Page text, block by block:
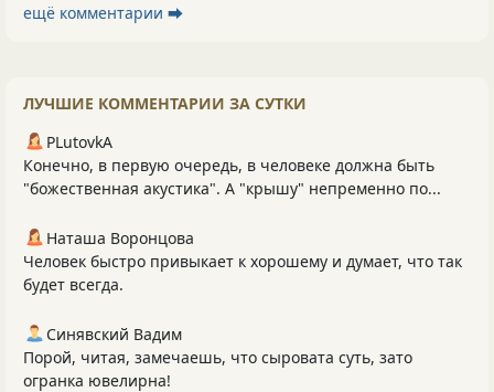
ещё комментарии ⮕
ЛУЧШИЕ КОММЕНТАРИИ ЗА СУТКИ
PLutоvkА
Конечно, в первую очередь, в человеке должна быть
"божественная акустика". А "крышу" непременно по...
Наташа Воронцова
Человек быстро привыкает к хорошему и думает, что так
будет всегда.
Синявский Вадим
Порой, читая, замечаешь, что сыровата суть, зато
огранка ювелирна!